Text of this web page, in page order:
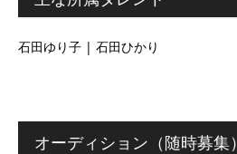
石田ゆり子 | 石田ひかり
オーディション（随時募集）